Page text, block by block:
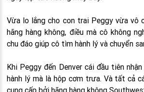
Vừa lo lắng cho con trai Peggy vừa vô
hãng hàng không, điều mà cô không
chu đáo giúp cô tìm hành lý và chuyển
Khi Peggy đến Denver cái đầu tiên
hành lý mà là hộp cơm trưa. Và tất cả
cung cấp bởi hãng hàng không